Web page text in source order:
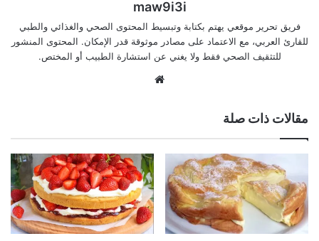
maw9i3i
فريق تحرير موقعي يهتم بكتابة وتبسيط المحتوى الصحي والغذائي والطبي
للقارئ العربي، مع الاعتماد على مصادر موثوقة قدر الإمكان. المحتوى المنشور
للتثقيف الصحي فقط ولا يغني عن استشارة الطبيب أو المختص.
مقالات ذات صلة